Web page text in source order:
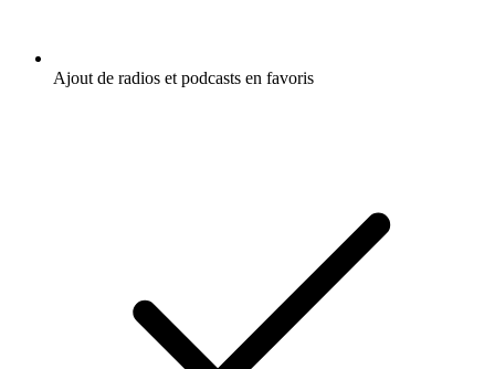
Ajout de radios et podcasts en favoris